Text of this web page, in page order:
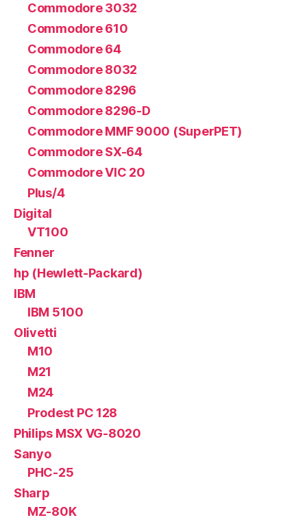
Commodore 3032
Commodore 610
Commodore 64
Commodore 8032
Commodore 8296
Commodore 8296-D
Commodore MMF 9000 (SuperPET)
Commodore SX-64
Commodore VIC 20
Plus/4
Digital
VT100
Fenner
hp (Hewlett-Packard)
IBM
IBM 5100
Olivetti
M10
M21
M24
Prodest PC 128
Philips MSX VG-8020
Sanyo
PHC-25
Sharp
MZ-80K